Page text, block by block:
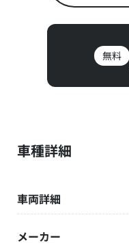
無料
車種詳細
車両詳細
メーカー